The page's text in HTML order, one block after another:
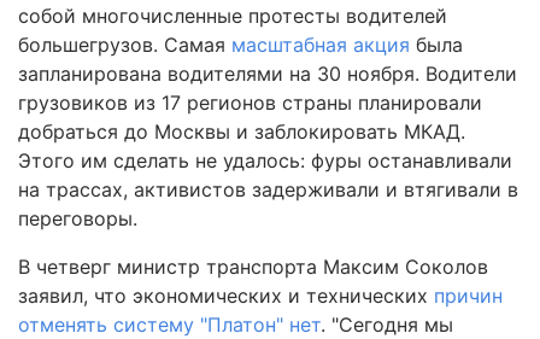
собой многочисленные протесты водителей
большегрузов. Самая масштабная акция была
запланирована водителями на 30 ноября. Водители
грузовиков из 17 регионов страны планировали
добраться до Москвы и заблокировать МКАД.
Этого им сделать не удалось: фуры останавливали
на трассах, активистов задерживали и втягивали в
переговоры.
В четверг министр транспорта Максим Соколов
заявил, что экономических и технических причин
отменять систему "Платон" нет. "Сегодня мы